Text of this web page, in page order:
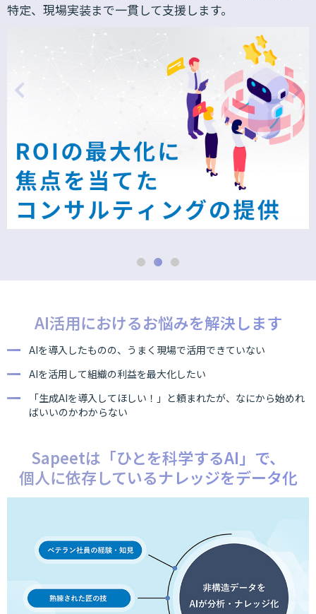
特定、現場実装まで一貫して支援します。
AI活用におけるお悩みを解決します
AIを導入したものの、うまく現場で活用できていない
AIを活用して組織の利益を最大化したい
「生成AIを導入してほしい！」と頼まれたが、なにから始めれ
ばいいのかわからない
Sapeetは「ひとを科学するAI」で、
個人に依存しているナレッジをデータ化